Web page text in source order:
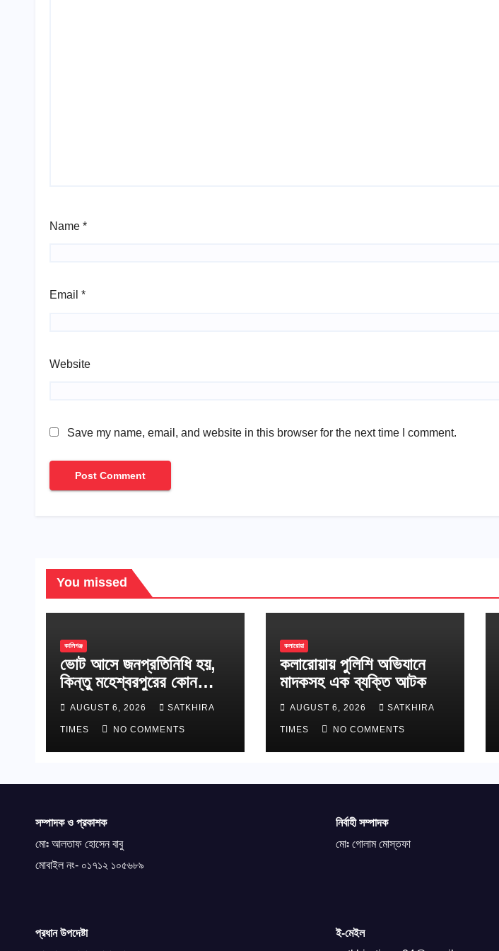
Name *
Email *
Website
Save my name, email, and website in this browser for the next time I comment.
You missed
কালিগঞ্জ
ভোট আসে জনপ্রতিনিধি হয়,
কিন্তু মহেশ্বরপুরের কোন
উন্নয়ন হয়না
AUGUST 6, 2026 SATKHIRA
TIMES NO COMMENTS
কলারোয়া
কলারোয়ায় পুলিশি অভিযানে
মাদকসহ এক ব্যক্তি আটক
AUGUST 6, 2026 SATKHIRA
TIMES NO COMMENTS
সম্পাদক ও প্রকাশক
মোঃ আলতাফ হোসেন বাবু
মোবাইল নং- ০১৭১২ ১০৫৬৮৯
নির্বাহী সম্পাদক
মোঃ গোলাম মোস্তফা
প্রধান উপদেষ্টা
ই-মেইল